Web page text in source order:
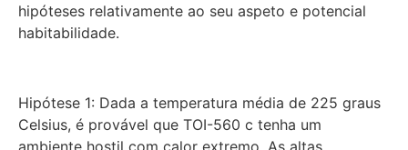
hipóteses relativamente ao seu aspeto e potencial
habitabilidade.
Hipótese 1: Dada a temperatura média de 225 graus
Celsius, é provável que TOI-560 c tenha um